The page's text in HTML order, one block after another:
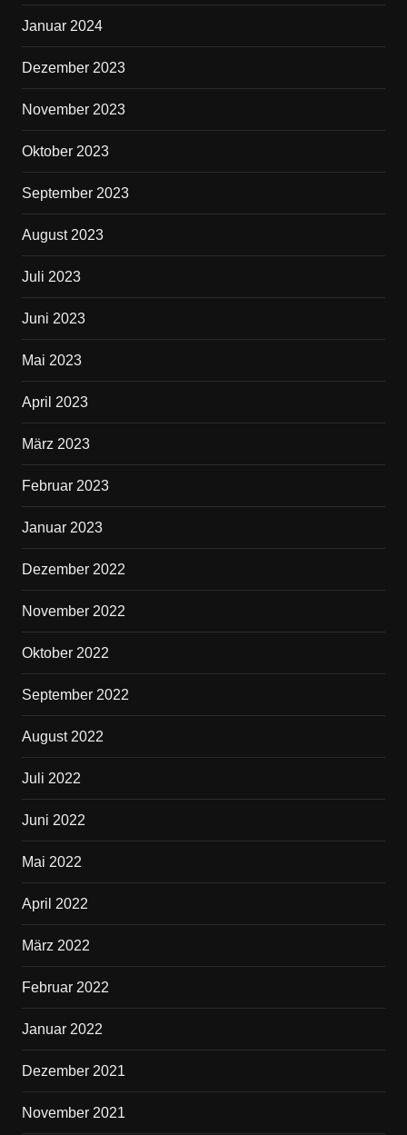
Januar 2024
Dezember 2023
November 2023
Oktober 2023
September 2023
August 2023
Juli 2023
Juni 2023
Mai 2023
April 2023
März 2023
Februar 2023
Januar 2023
Dezember 2022
November 2022
Oktober 2022
September 2022
August 2022
Juli 2022
Juni 2022
Mai 2022
April 2022
März 2022
Februar 2022
Januar 2022
Dezember 2021
November 2021